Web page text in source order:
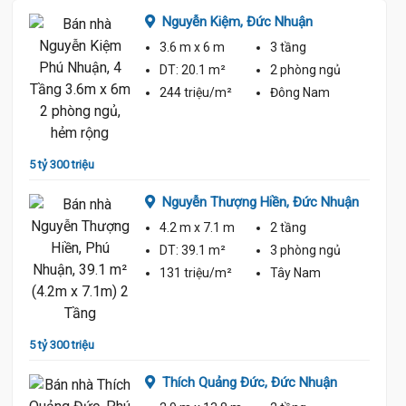
5 tỷ 300 triệu
Nguyễn Kiệm, Đức Nhuận
3.6 m x 6 m
3 tầng
DT: 20.1 m² 2 phòng ngủ
244 triệu/m²
Đông Nam
5 tỷ 300 triệu
Nguyễn Thượng Hiền, Đức Nhuận
4.2 m x 7.1 m
2 tầng
DT: 39.1 m² 3 phòng ngủ
131 triệu/m²
Tây Nam
Thích Quảng Đức, Đức Nhuận